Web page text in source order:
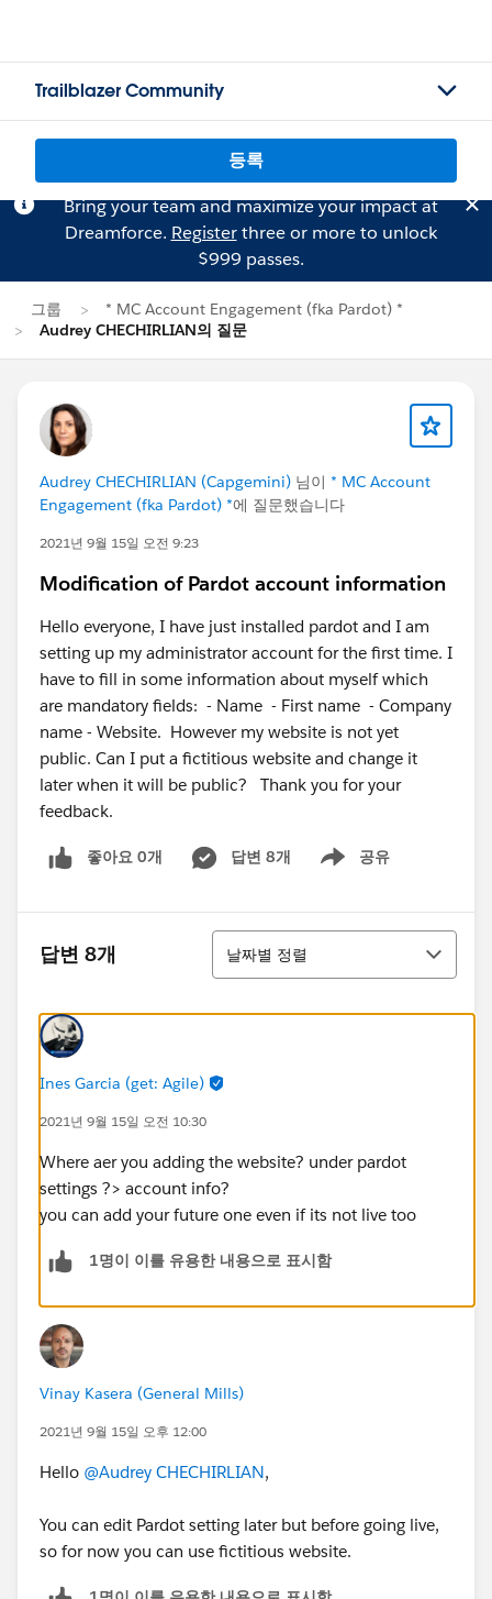
Trailblazer Community
등록
Bring your team and maximize your impact at
Dreamforce. Registerthree or more to unlock
$999 passes.
그룹
* MC Account Engagement (fka Pardot) *
Audrey CHECHIRLIAN의 질문
Audrey CHECHIRLIAN (Capgemini) 님이 * MC Account
Engagement (fka Pardot) *에 질문했습니다
2021년 9월 15일 오전 9:23
Modification of Pardot account information
Hello everyone, I have just installed pardot and I am
setting up my administrator account for the first time. I
have to fill in some information about myself which
are mandatory fields: - Name - First name - Company
name - Website. However my website is not yet
public. Can I put a fictitious website and change it
later when it will be public? Thank you for your
feedback.
좋아요 0개 답변 8개 공유
Show menu
답변 8개
정렬
날짜별 정렬
Ines Garcia (get: Agile)
2021년 9월 15일 오전 10:30
Where aer you adding the website? under pardot
settings ?> account info?
you can add your future one even if its not live too
1명이 이를 유용한 내용으로 표시함
Vinay Kasera (General Mills)
2021년 9월 15일 오후 12:00
Hello @Audrey CHECHIRLIAN,
You can edit Pardot setting later but before going live,
so for now you can use fictitious website.